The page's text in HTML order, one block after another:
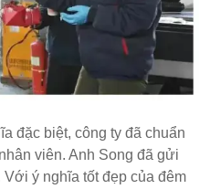
đặc biệt, công ty đã chuẩn
viên. Anh Song đã gửi
ý nghĩa tốt đẹp của đêm